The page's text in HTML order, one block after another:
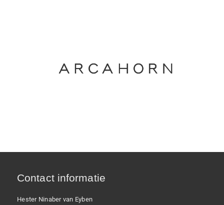
Contact informatie
Hester Ninaber van Eyben